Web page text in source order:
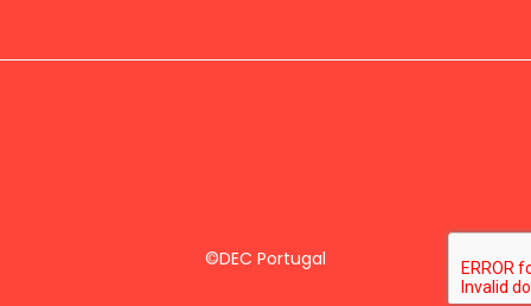
©DEC Portugal